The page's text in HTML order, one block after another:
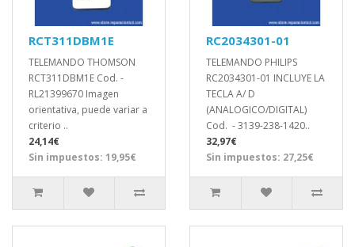
RCT311DBM1E
TELEMANDO THOMSON
RCT311DBM1E Cod. -
RL21399670 Imagen
orientativa, puede variar a
criterio ..
24,14€
Sin impuestos: 19,95€
RC2034301-01
TELEMANDO PHILIPS
RC2034301-01 INCLUYE LA
TECLA A/ D
(ANALOGICO/DIGITAL)
Cod. - 3139-238-1420..
32,97€
Sin impuestos: 27,25€